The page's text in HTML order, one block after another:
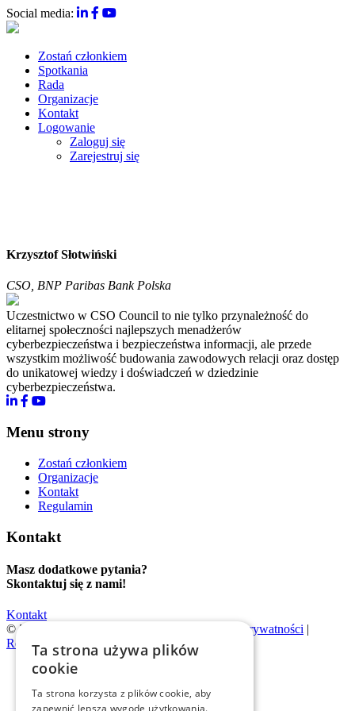
Social media:
Zostań członkiem
Spotkania
Rada
Organizacje
Kontakt
Logowanie
Zaloguj się
Zarejestruj się
Krzysztof Słotwiński
CSO, BNP Paribas Bank Polska
Uczestnictwo w CSO Council to nie tylko przynależność do
elitarnej społeczności najlepszych menadżerów
cyberbezpieczeństwa i bezpieczeństwa informacji, ale przede
wszystkim możliwość budowania zawodowych relacji oraz dostęp
do unikatowej wiedzy i doświadczeń w dziedzinie
cyberbezpieczeństwa.
Menu strony
Zostań członkiem
Organizacje
Kontakt
Regulamin
Kontakt
Masz dodatkowe pytania?
Skontaktuj się z nami!
Kontakt
© 2026 | Evention |
Polityka prywatności |
RegulaminTa strona używa plików
cookie
Ta strona korzysta z plików cookie, aby
zapewnić lepszą wygodę użytkowania.